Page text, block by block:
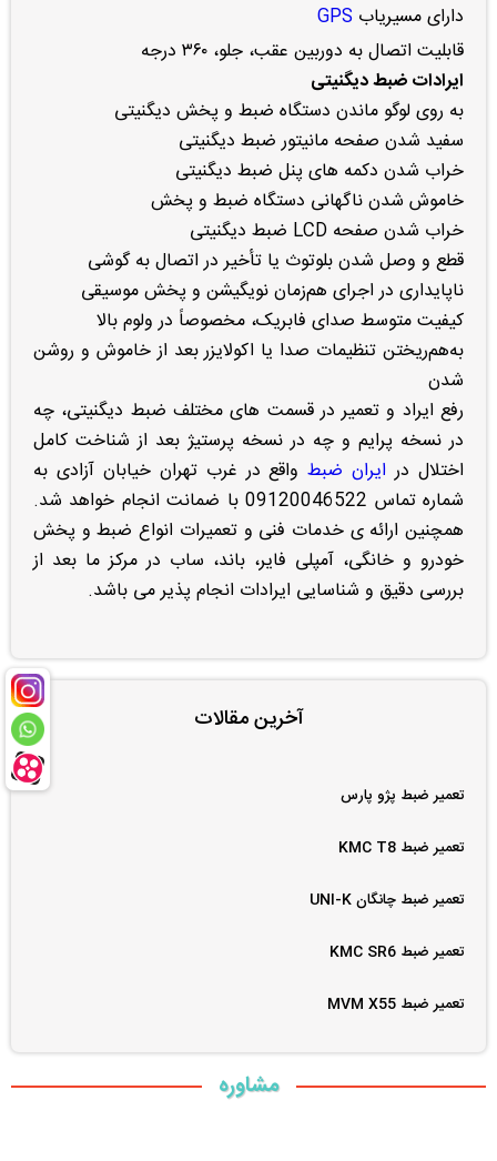
دارای مسیریاب GPS
قابلیت اتصال به دوربین عقب، جلو، ۳۶۰ درجه
ایرادات ضبط دیگنیتی
به روی لوگو ماندن دستگاه ضبط و پخش دیگنیتی
سفید شدن صفحه مانیتور ضبط دیگنیتی
خراب شدن دکمه های پنل ضبط دیگنیتی
خاموش شدن ناگهانی دستگاه ضبط و پخش
خراب شدن صفحه LCD ضبط دیگنیتی
قطع و وصل شدن بلوتوث یا تأخیر در اتصال به گوشی
ناپایداری در اجرای هم‌زمان نویگیشن و پخش موسیقی
کیفیت متوسط صدای فابریک، مخصوصاً در ولوم بالا
به‌هم‌ریختن تنظیمات صدا یا اکولایزر بعد از خاموش و روشن
شدن
رفع ایراد و تعمیر در قسمت های مختلف ضبط دیگنیتی، چه
در نسخه پرایم و چه در نسخه پرستیژ بعد از شناخت کامل
اختلال درایران ضبطواقع در غرب تهران خیابان آزادی به
شماره تماس 09120046522 با ضمانت انجام خواهد شد.
همچنین ارائه ی خدمات فنی و تعمیرات انواع ضبط و پخش
خودرو و خانگی، آمپلی فایر، باند، ساب در مرکز ما بعد از
بررسی دقیق و شناسایی ایرادات انجام پذیر می باشد.
آخرین مقالات
تعمیر ضبط پژو پارس
تعمیر ضبط KMC T8
تعمیر ضبط چانگان UNI-K
تعمیر ضبط KMC SR6
تعمیر ضبط MVM X55
مشاوره